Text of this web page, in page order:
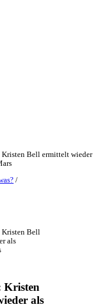
Kristen Bell ermittelt wieder
/
Kristen Bell
als
Kristen
als